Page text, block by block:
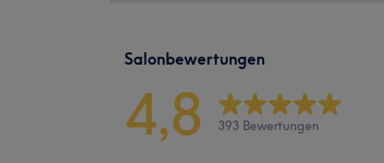
Salonbewertungen
4,8 393 Bewertungen